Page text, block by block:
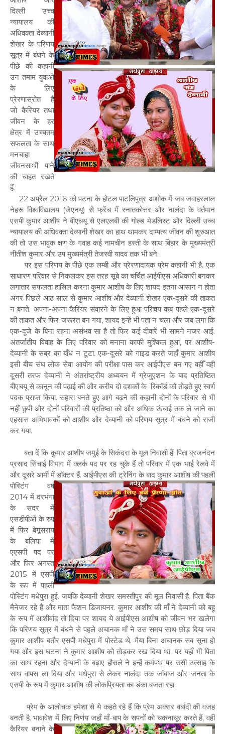
दिल्ली उच्च
न्यायालय की
अधिवक्ता देव्यानी
शेखर के परिणय
सूत्र में बंधने के
पीछे की कहानी
उन तमाम युवाओं
के लिए
प्रेरणास्रोत है
जो कैरियर तथा
जीवन के हर
क्षेत्र में उच्चतम
सफलता के साथ
मनचाहा
जीवनसाथी पाने
की चाहत रखते
हैं.
22 अप्रैल 2016 को पटना के होटल पाटलिपुत्र अशोक में जब जवाहरलाल
नेहरू विश्वविद्यालय (जेएनयू) से फ्रेंच में स्नातकोत्तर और नालंदा के वर्तमान
एसपी कुमार आशीष ने बीएचयू से एलएलबी की गोल्ड मेडलिस्ट और दिल्ली उच्च
न्यायालय की अधिवक्ता देव्यानी शेखर का हाथ थामकर दाम्पत्य जीवन की शुरुआत
की तो उस भावुक क्षण के गवाह कई नामचीन हस्ती के साथ बिहार के मुख्यमंत्री
नीतीश कुमार और उप मुख्यमंत्री तेजस्वी यादव तक भी बने.
पर इस परिणय के पीछे एक लम्बी और प्रेरणादायक प्रेम कहानी भी है. एक
साधारण परिवार से निकलकर इस तरह सूबे का चर्चित आईपीएस अधिकारी बनकर
लगातार सफलता हासिल करना कुमार आशीष के लिए शायद इतना आसान न होता
अगर पिछले आठ साल से कुमार आशीष और देव्यानी शेखर एक-दूसरे की ताकत
न बनते. अपना-अपना कैरियर संवारने के लिए हुआ परिचय कब पहले एक-दूसरे
की ताकत और फिर जरूरत बन गया, शायद इन्हें भी पता न चला और जब लगा कि
एक-दूजे के बिना रहना असंभव सा है तो फिर कई दीवारें भी सामने नजर आई.
अंतर्जातीय विवाह के लिए परिवार को मनाना काफी मुश्किल हुआ, पर आशीष-
देव्यानी के सब्र का बाँध न टूटा. एक-दूसरे को गाइड करते जहाँ कुमार आशीष
इसी बीच संघ लोक सेवा आयोग की परीक्षा पास कर आईपीएस बन गए वहीँ वही
दूसरी तरफ देव्यानी ने अंतर्राष्ट्रीय अध्ययन में ग्रेजुएशन के बाद प्रतिष्ठित
बीएचयू से कानून की पढ़ाई की और करीब दो दशकों के रिकॉर्ड को तोड़ते हुए स्वर्ण
पदक प्राप्त किया. सहारा बनते हुए आगे बढ़ने की कहानी दोनों के परिवार से भी
नहीं छुपी और दोनों परिवारों की प्रतिष्ठा को और अधिक ऊंचाई तक ले जाने का
एहसास अभिभावकों को आशीष और देव्यानी को परिणय सूत्र में बंधने को राजी
कर गया.
बता दें कि कुमार आशीष जमुई के सिकंदरा के मूल निवासी हैं. पिता ब्रजनंदन
प्रसाद सिंचाई विभाग में क्लर्क पद पर रह चुके हैं तो परिवार में एक भाई रेलवे में
और दूसरे आर्मी में डॉक्टर हैं. आईपीएस की ट्रेनिंग केबाद कुमार आशीष की पहली
पोस्टिंग वर्ष
2014 में दरभंगा
के सदर में
एसडीपीओ के रुप
में फिर बेगूसराय
के बलिया में
एएसपी पद पर
और फिर अगस्त
2015 में एसपी
के रूप में पहली
पोस्टिंग मधेपुरा हुई. जबकि देव्यानी शेखर समस्तीपुर की मूल निवासी है. पिता बैंक
मैनेजर रहे हैं और माता फैशन डिजायनर. कुमार आशीष की माँ ने देव्यानी को बहू
के रूप में आशीर्वाद तो दिया पर शायद ये आईपीएस आशीष को जीवन भर खलेगा
कि परिणय सूत्र में बंधने से पहले अचानक माँ ने उस समय साथ छोड़ दिया जब
कुमार आशीष बतौर एसपी मधेपुरा में पोस्टेड थे. मैया बिना अचानक सब सूना हो
गया और इस घटना ने कुमार आशीष को तोड़कर रख दिया था. पर यहाँ भी पिता
का साथ रहना और देव्यानी के बढ़ाए हौसले ने इन्हें कर्मपथ पर उसी उत्साह के
साथ वापस ला दिया और मधेपुरा से लेकर नालंदा तक जांबाज और जनता के
एसपी के रूप में कुमार आशीष की लोकप्रियता का डंका बजता रहा.
प्रेम के आलोचक हमेशा से ये कहते रहे हैं कि प्रेम अक्सर बर्बादी की वजह
बनती है. भावावेश में लिएनिर्णय जहाँ माँ-बाप के सपनों को चकनाचूर करते हैं, वहीं
कैरियर बनाने के